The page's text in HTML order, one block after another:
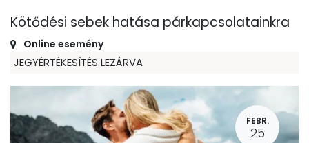
Kötődési sebek hatása párkapcsolatainkra
Online esemény
JEGYÉRTÉKESÍTÉS LEZÁRVA
FEBR.
25